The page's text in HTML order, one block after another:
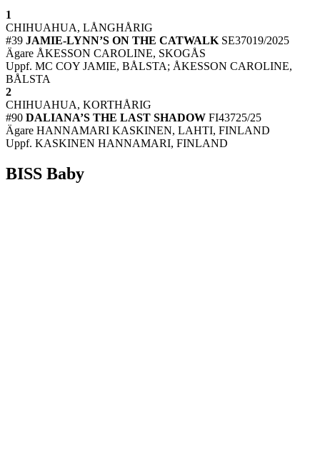
1
CHIHUAHUA, LÅNGHÅRIG
#39 JAMIE-LYNN’S ON THE CATWALK SE37019/2025
Ägare ÅKESSON CAROLINE, SKOGÅS
Uppf. MC COY JAMIE, BÅLSTA; ÅKESSON CAROLINE,
BÅLSTA
2
CHIHUAHUA, KORTHÅRIG
#90 DALIANA’S THE LAST SHADOW FI43725/25
Ägare HANNAMARI KASKINEN, LAHTI, FINLAND
Uppf. KASKINEN HANNAMARI, FINLAND
BISS Baby